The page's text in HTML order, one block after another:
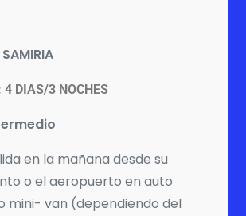
DIAS/3 NOCHES
en la mañana desde su
o el aeropuerto en auto
mini- van (dependiendo del